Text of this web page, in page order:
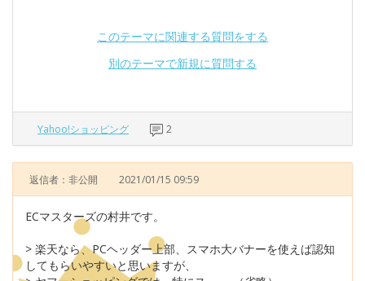
このテーマに関連する質問をする
別のテーマで新規に質問する
Yahoo!ショッピング 2
返信者：非公開 2021/01/15 09:59
ECマスターズの村井です。
> 楽天なら、PCヘッダー上部、スマホ大バナーを使えば認知
してもらいやすいと思いますが、